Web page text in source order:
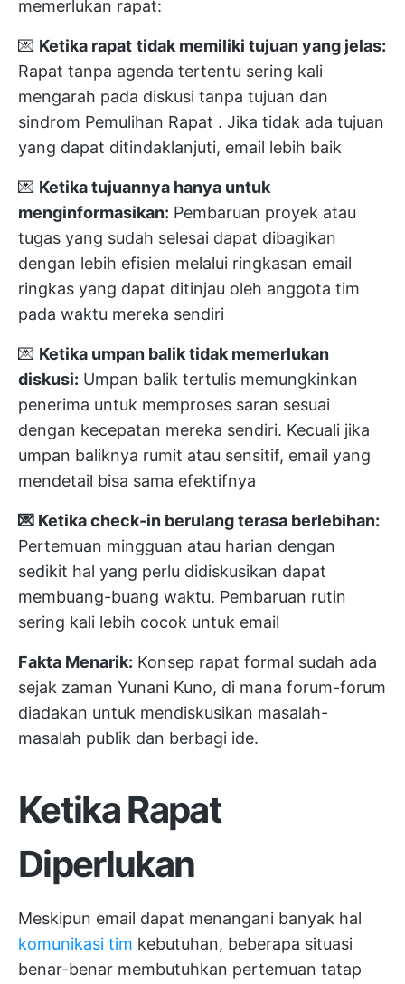
memerlukan rapat:
💌 Ketika rapat tidak memiliki tujuan yang jelas:
Rapat tanpa agenda tertentu sering kali
mengarah pada diskusi tanpa tujuan dan
sindrom Pemulihan Rapat . Jika tidak ada tujuan
yang dapat ditindaklanjuti, email lebih baik
💌 Ketika tujuannya hanya untuk
menginformasikan: Pembaruan proyek atau
tugas yang sudah selesai dapat dibagikan
dengan lebih efisien melalui ringkasan email
ringkas yang dapat ditinjau oleh anggota tim
pada waktu mereka sendiri
💌 Ketika umpan balik tidak memerlukan
diskusi: Umpan balik tertulis memungkinkan
penerima untuk memproses saran sesuai
dengan kecepatan mereka sendiri. Kecuali jika
umpan baliknya rumit atau sensitif, email yang
mendetail bisa sama efektifnya
💌 Ketika check-in berulang terasa berlebihan:
Pertemuan mingguan atau harian dengan
sedikit hal yang perlu didiskusikan dapat
membuang-buang waktu. Pembaruan rutin
sering kali lebih cocok untuk email
Fakta Menarik: Konsep rapat formal sudah ada
sejak zaman Yunani Kuno, di mana forum-forum
diadakan untuk mendiskusikan masalah-
masalah publik dan berbagi ide.
Ketika Rapat
Diperlukan
Meskipun email dapat menangani banyak hal
komunikasi tim kebutuhan, beberapa situasi
benar-benar membutuhkan pertemuan tatap